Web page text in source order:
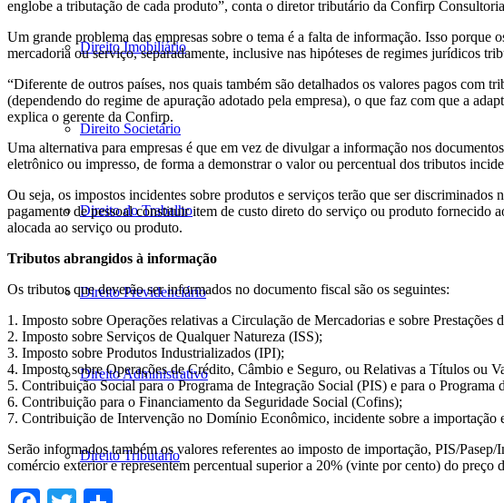
Direito Imobiliário
Direito Societário
Direito do Trabalho
Direito Previdenciário
Direito Administrativo
Direito Tributário
englobe a tributação de cada produto”, conta o diretor tributário da Confirp
Um grande problema das empresas sobre o tema é a falta de informação. Isso
mercadoria ou serviço, separadamente, inclusive nas hipóteses de regimes jurídicos
“Diferente de outros países, nos quais também são detalhados os valores pagos com
(dependendo do regime de apuração adotado pela empresa), o que faz com que a
explica o gerente da Confirp.
Uma alternativa para empresas é que em vez de divulgar a informação nos
eletrônico ou impresso, de forma a demonstrar o valor ou percentual dos tributos
Ou seja, os impostos incidentes sobre produtos e serviços terão que ser
pagamento de pessoal constituir item de custo direto do serviço ou produto fornecido
alocada ao serviço ou produto.
Tributos abrangidos à informação
Os tributos que deverão ser informados no documento fiscal são os seguintes:
1. Imposto sobre Operações relativas a Circulação de Mercadorias e sobre
2. Imposto sobre Serviços de Qualquer Natureza (ISS);
3. Imposto sobre Produtos Industrializados (IPI);
4. Imposto sobre Operações de Crédito, Câmbio e Seguro, ou Relativas a Títulos ou
5. Contribuição Social para o Programa de Integração Social (PIS) e para o
6. Contribuição para o Financiamento da Seguridade Social (Cofins);
7. Contribuição de Intervenção no Domínio Econômico, incidente sobre a
Serão informados também os valores referentes ao imposto de importação, PIS/
comércio exterior e representem percentual superior a 20% (vinte por cento) do preço